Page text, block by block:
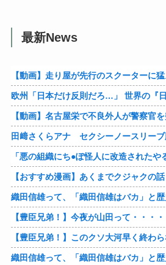
最新News
田﨑さくらアナ セクシーノースリーブ
「悪の組織にち●ぽ怪人に改造された
【おすすめ漫画】あくまでクジャクの
【豊臣兄弟！】今夜が山田って・・・・
【豊臣兄弟！】このクソ大河早く終わ